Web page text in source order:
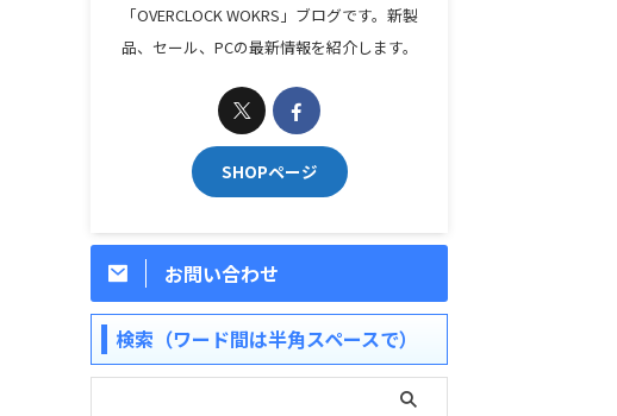
「OVERCLOCK WOKRS」ブログです。新製
品、セール、PCの最新情報を紹介します。
SHOPページ
お問い合わせ
検索（ワード間は半角スペースで）